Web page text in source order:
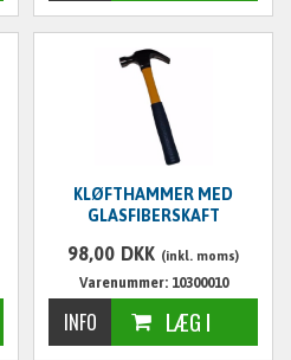
KLØFTHAMMER MED
GLASFIBERSKAFT
98,00 DKK (inkl. moms)
Varenummer: 10300010